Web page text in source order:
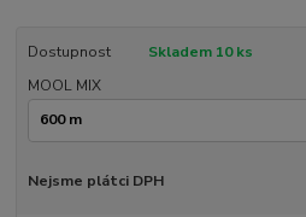
Dostupnost
Skladem 10 ks
MOOL MIX
Nejsme plátci DPH